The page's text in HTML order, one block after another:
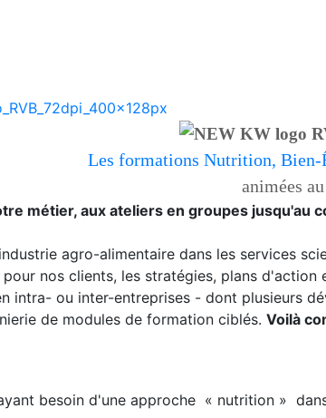
Les formations Nutrition, Bien-
animées
métier, aux ateliers en groupes jusqu'au
agro-alimentaire dans les services
nos clients, les stratégies, plans
intra- ou inter-entreprises - dont plusieurs
de modules de formation ciblés. Voilà
besoin d'une approche « nutrition »